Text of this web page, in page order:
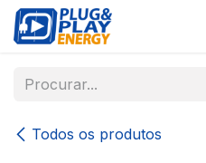
Pular para o conteúdo
Todos os produtos